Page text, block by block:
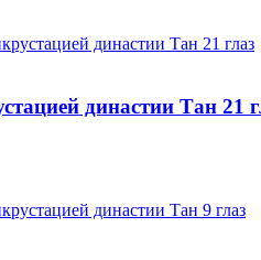
династии Тан 21